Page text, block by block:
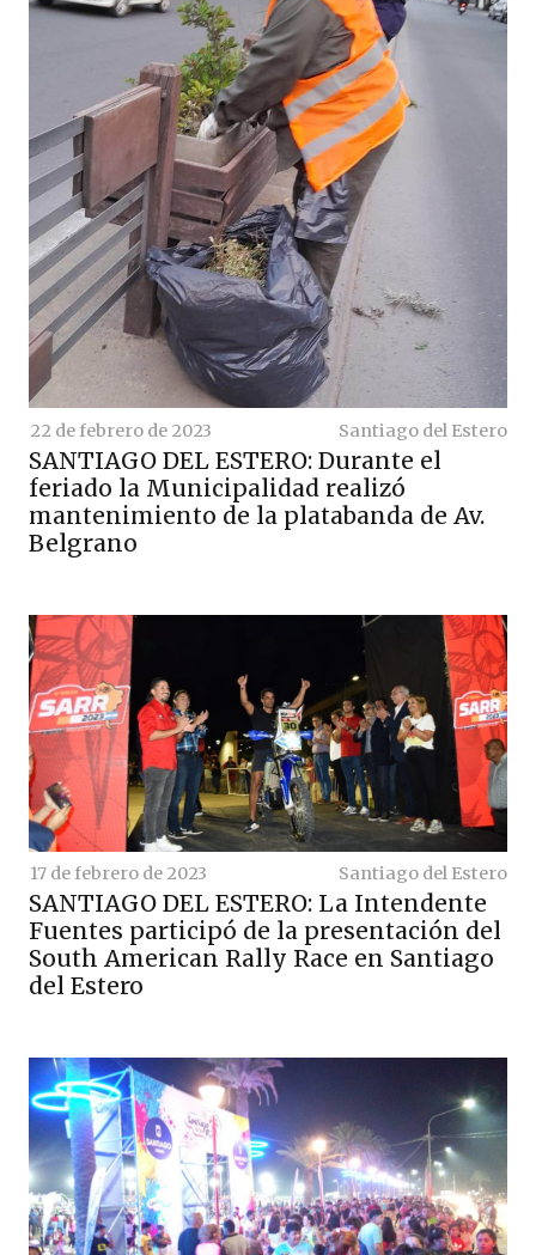
22 de febrero de 2023 Santiago del Estero
SANTIAGO DEL ESTERO: Durante el
feriado la Municipalidad realizó
mantenimiento de la platabanda de Av.
Belgrano
17 de febrero de 2023 Santiago del Estero
SANTIAGO DEL ESTERO: La Intendente
Fuentes participó de la presentación del
South American Rally Race en Santiago
del Estero